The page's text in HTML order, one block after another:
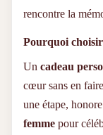
rencontre la
Pourquoi
Un cadeau
cœur sans en
une étape,
femme pour